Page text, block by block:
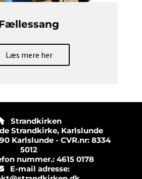
Læs mere her
Strandkirken
Strandkirke, Karlslunde
Karlslunde - CVR.nr: 8334
5012
nummer.: 4615 0178
E-mail adresse: